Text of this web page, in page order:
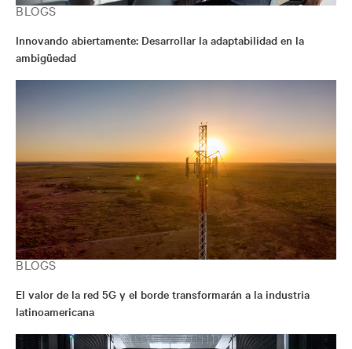
BLOGS
Innovando abiertamente: Desarrollar la adaptabilidad en la
ambigüedad
BLOGS
El valor de la red 5G y el borde transformarán a la industria
latinoamericana